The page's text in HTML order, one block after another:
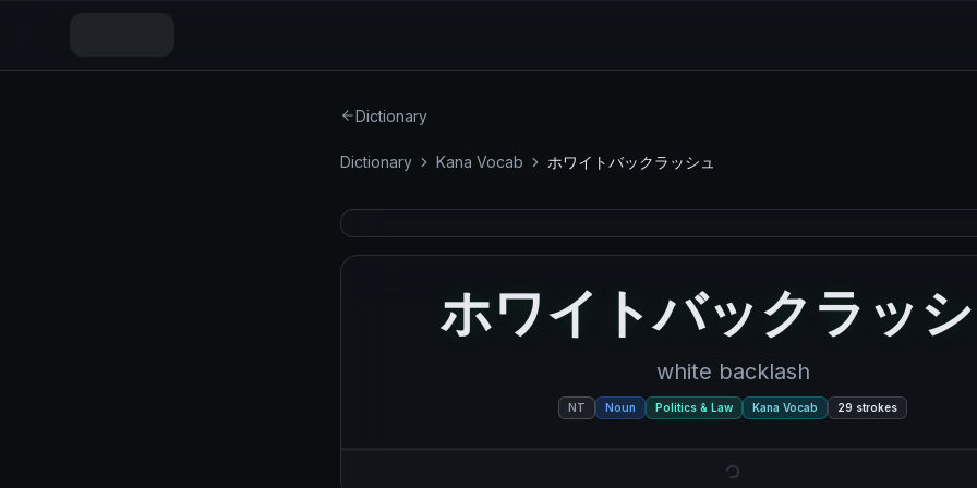
Dictionary
Dictionary Kana Vocab ホワイトバックラッシュ
ホワイトバックラッシュ
ホワイトバックラッ
white backlash
NT Noun Politics & Law Kana Vocab 29 strokes